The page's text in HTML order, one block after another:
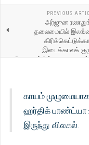
PREVIOUS
அர்ஜுன
தலைமையில்
இடைக்காலக்
விளையாட்டுத்துறை
காயம்
ஹர்திக்
இருந்து விலகல்.